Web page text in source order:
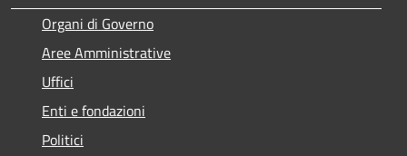
Organi di Governo
Aree Amministrative
Uffici
Enti e fondazioni
Politici